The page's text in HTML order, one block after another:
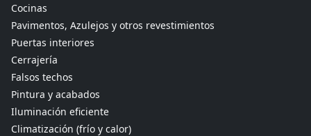
Cocinas
Pavimentos, Azulejos y otros revestimientos
Puertas interiores
Cerrajería
Falsos techos
Pintura y acabados
Iluminación eficiente
Climatización (frío y calor)